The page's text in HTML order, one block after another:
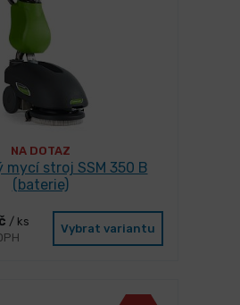
NA DOTAZ
mycí stroj SSM 350 B
(baterie)
/ ks
Vybrat variantu